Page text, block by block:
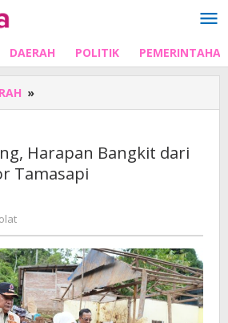
DAERAH POLITIK
»
Datang,
dari
Tanah
Harapan Bangkit dari
Tamasapi